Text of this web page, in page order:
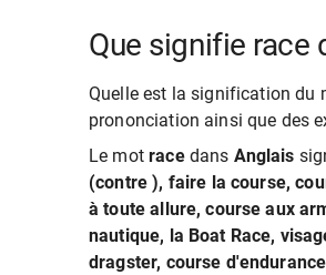
Que signifie race
Quelle est la signification du
prononciation ainsi que des
Le motracedans Anglais
(contre ), faire la course,
à toute allure, course aux
nautique, la Boat Race,
dragster, course